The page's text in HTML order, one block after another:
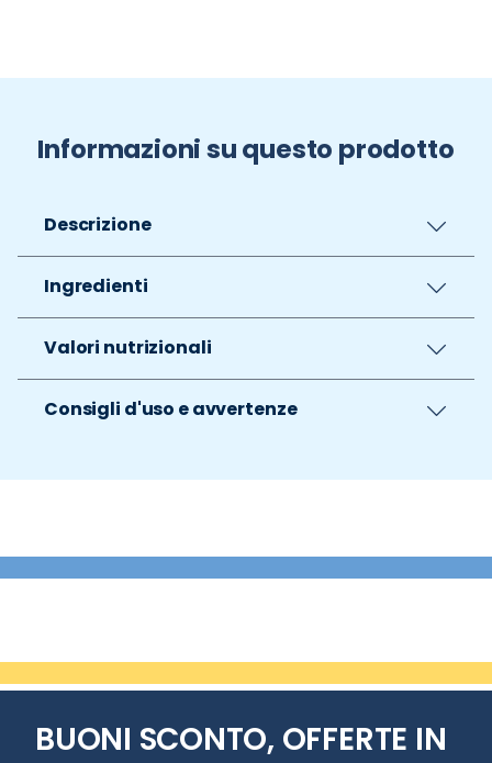
Informazioni su questo prodotto
Descrizione
Ingredienti
Valori nutrizionali
Consigli d'uso e avvertenze
BUONI SCONTO, OFFERTE IN